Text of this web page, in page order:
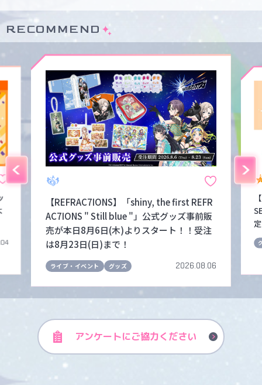
RECOMMEND
【REFRAC7IONS】「shiny, the first REFR
AC7IONS " Still blue "」公式グッズ事前販
売が本日8月6日(木)よりスタート！！受注
は8月23日(日)まで！
ライブ・イベント グッズ 2026.08.06
アンケートにご協力ください